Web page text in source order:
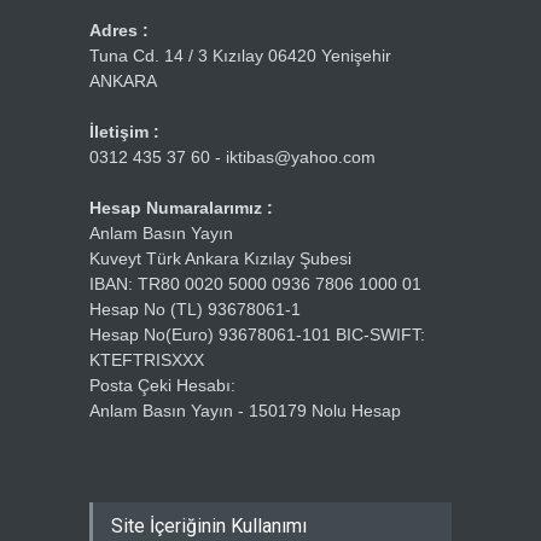
Adres :
Tuna Cd. 14 / 3 Kızılay 06420 Yenişehir
ANKARA
İletişim :
0312 435 37 60 - iktibas@yahoo.com
Hesap Numaralarımız :
Anlam Basın Yayın
Kuveyt Türk Ankara Kızılay Şubesi
IBAN: TR80 0020 5000 0936 7806 1000 01
Hesap No (TL) 93678061-1
Hesap No(Euro) 93678061-101 BIC-SWIFT:
KTEFTRISXXX
Posta Çeki Hesabı:
Anlam Basın Yayın - 150179 Nolu Hesap
Site İçeriğinin Kullanımı